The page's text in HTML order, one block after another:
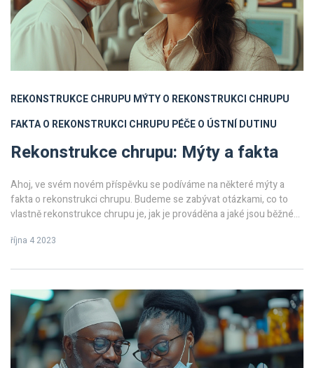
REKONSTRUKCE CHRUPU MÝTY O REKONSTRUKCI CHRUPU
FAKTA O REKONSTRUKCI CHRUPU PÉČE O ÚSTNÍ DUTINU
Rekonstrukce chrupu: Mýty a fakta
Ahoj, ve svém novém příspěvku se podíváme na některé mýty a
fakta o rekonstrukci chrupu. Budeme se zabývat otázkami, co to
vlastně rekonstrukce chrupu je, jak je prováděna a jaké jsou běžné
které by mohly vás, čtenáři, překvapit. Cílem je přispět k lepšímu
října 4 2023